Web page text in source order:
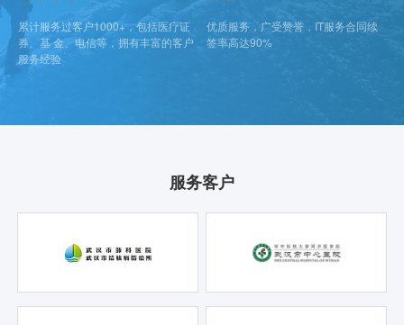
累计服务过客户1000+，包括医疗证
券、基 金、电信等，拥有丰富的客户
服务经验
优质服务，广受赞誉，IT服务合同续
签率高达90%
服务客户